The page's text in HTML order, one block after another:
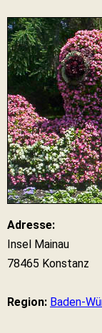
Adresse:
Insel Mainau
78465 Konstanz
Region: Baden-